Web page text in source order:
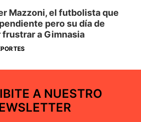
Mazzoni, el futbolista que
pero su día de
a Gimnasia
A NUESTRO